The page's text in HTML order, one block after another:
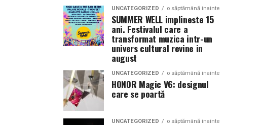
UNCATEGORIZED o săptămână inainte
SUMMER WELL implineste 15
ani. Festivalul care a
transformat muzica intr-un
univers cultural revine in
august
UNCATEGORIZED o săptămână inainte
HONOR Magic V6: designul
care se poartă
UNCATEGORIZED o săptămână inainte